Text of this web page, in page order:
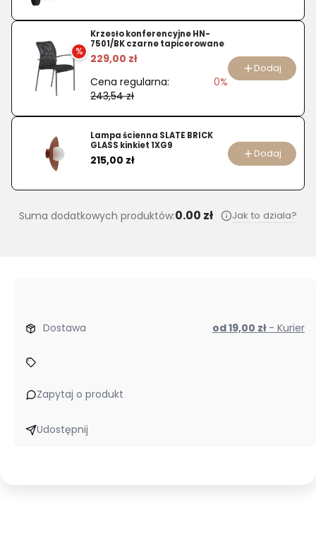
%
Krzesło konferencyjne HN-
7501/BK czarne tapicerowane
229,00 zł
Cena regularna:
243,54 zł
0%
Dodaj
Lampa ścienna SLATE BRICK
GLASS kinkiet 1XG9
Cena
215,00 zł Dodaj
Suma dodatkowych produktów:0.00 zł Jak to dziala?
Dostawa od 19,00 zł - Kurier
Zapytaj o produkt
Udostępnij